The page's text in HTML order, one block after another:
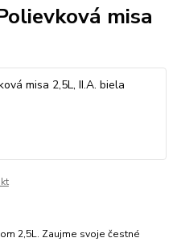
misa
2,5L. Zaujme svoje čestné